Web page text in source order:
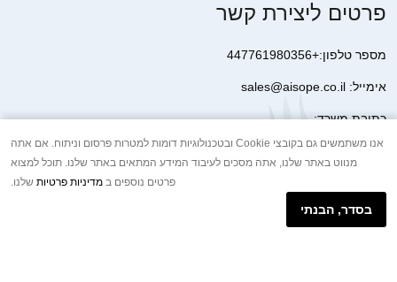
פרטים ליצירת קשר
מספר טלפון:+447761980356
אימייל: sales@aisope.co.il
כתובת משרד:
41 Devonshire Street Ground Floor Office 1 London W1G 7AJ
United Kingdom
+44 7410 2065017
הודעת וואטסאפ באינטרנט
אנו משתמשים גם בקובצי Cookie ובטכנולוגיות דומות למטרות פרסום וניתוח. אם אתה
מנווט באתר שלנו, אתה מסכים לעיבוד המידע המתאים באתר שלנו. תוכל למצוא
פרטים נוספים ב מדיניות פרטיות שלנו.
בסדר, הבנתי